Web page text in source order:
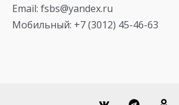
Email: fsbs@yandex.ru
Мобильный: +7 (3012) 45-46-63